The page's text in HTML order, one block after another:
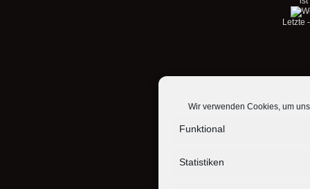
Wir verwenden Cookies, um
Funktional
Statistiken
Letzte